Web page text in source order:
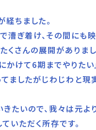
ちました。
漕ぎ着け、その間にも
くさんの展開がありまし
かけて6期までやりたい
ましたがじわじわと現
たいので、我々は元よ
いただく所存です。